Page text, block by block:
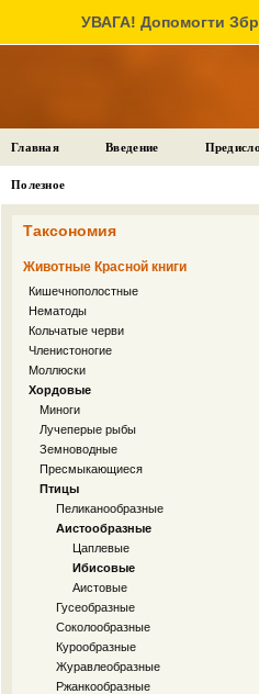
УВАГА! Допомогти
Главная Введение
Полезное
Таксономия
Животные Красной книги
Кишечнополостные
Нематоды
Кольчатые черви
Членистоногие
Моллюски
Хордовые
Миноги
Лучеперые рыбы
Земноводные
Пресмыкающиеся
Птицы
Пеликанообразные
Аистообразные
Цаплевые
Ибисовые
Аистовые
Гусеобразные
Соколообразные
Курообразные
Журавлеобразные
Ржанкообразные